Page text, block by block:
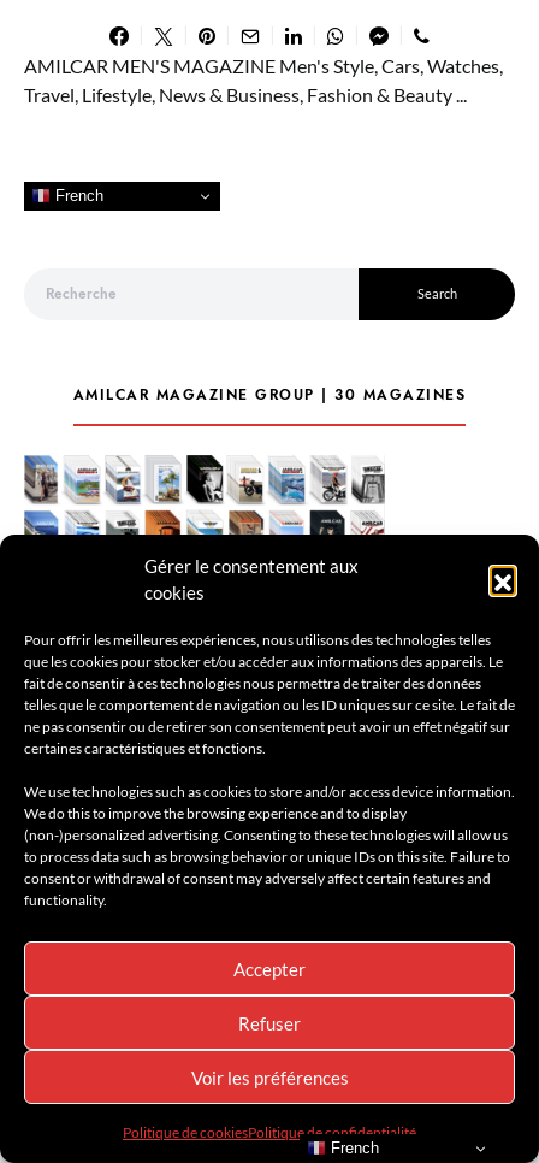
Gérer le consentement aux
cookies
Pour offrir les meilleures expériences, nous utilisons des technologies telles
que les cookies pour stocker et/ou accéder aux informations des appareils. Le
fait de consentir à ces technologies nous permettra de traiter des données
telles que le comportement de navigation ou les ID uniques sur ce site. Le fait de
ne pas consentir ou de retirer son consentement peut avoir un effet négatif sur
certaines caractéristiques et fonctions.
We use technologies such as cookies to store and/or access device information.
We do this to improve the browsing experience and to display
(non-)personalized advertising. Consenting to these technologies will allow us
to process data such as browsing behavior or unique IDs on this site. Failure to
consent or withdrawal of consent may adversely affect certain features and
functionality.
Accepter
Refuser
Voir les préférences
Politique de cookiesPolitique de confidentialité
AMILCAR MEN'S MAGAZINE Men's Style, Cars, Watches,
Travel, Lifestyle, News & Business, Fashion & Beauty ...
French
Search
AMILCAR MAGAZINE GROUP | 30 MAGAZINES
Catégories
CLUB
French